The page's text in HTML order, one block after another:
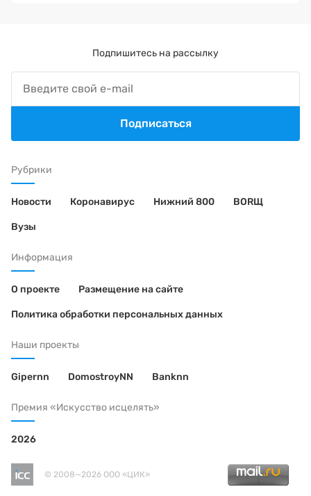
Рубрики
Новости Коронавирус Нижний 800 BORЩ
Вузы
Информация
О проекте Размещение на сайте
Политика обработки персональных данных
Наши проекты
Gipernn DomostroyNN Banknn
Премия «Искусство исцелять»
2026
© 2008—2026 ООО «ЦИК»
Подпишитесь на рассылку
Подписаться